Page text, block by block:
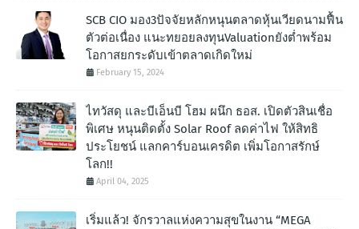
SCB CIO มอง3ปัจจัยหลักหนุนตลาดหุ้นเวียดนามฟื้น
ตัวต่อเนื่อง แนะทยอยลงทุนValuationยังต่ำพร้อม
โอกาสยกระดับเข้าตลาดเกิดใหม่
February 15, 2024
ไทวัสดุ และบีเอ็นบี โฮม ผนึก ธอส. เปิดตัวสินเชื่อ
พิเศษ หนุนติดตั้ง Solar Roof ลดค่าไฟ ให้สิทธิ
ประโยชน์ แลกคาร์บอนเครดิต เพิ่มโอกาสรักษ์
โลก!!
April 04, 2025
เริ่มแล้ว! จักรวาลแห่งความสุขในงาน “MEGA